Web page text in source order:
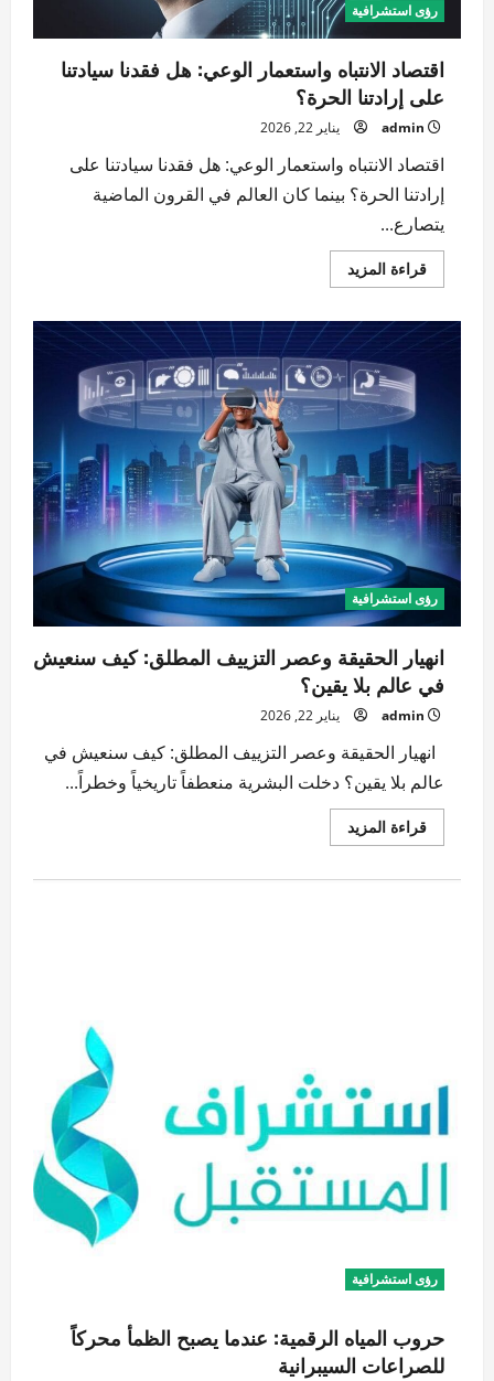
رؤى استشرافية
اقتصاد الانتباه واستعمار الوعي: هل فقدنا سيادتنا
على إرادتنا الحرة؟
admin يناير 22, 2026
اقتصاد الانتباه واستعمار الوعي: هل فقدنا سيادتنا على
إرادتنا الحرة؟ بينما كان العالم في القرون الماضية
يتصارع...
قراءة المزيداقرأ
المزيد
الانتباه
واستعمار
الوعي:
هل
فقدنا
سيادتنا
إرادتنا
الحرة؟
رؤى استشرافية
انهيار الحقيقة وعصر التزييف المطلق: كيف سنعيش
في عالم بلا يقين؟
admin يناير 22, 2026
انهيار الحقيقة وعصر التزييف المطلق: كيف سنعيش في
عالم بلا يقين؟ دخلت البشرية منعطفاً تاريخياً وخطراً...
قراءة المزيداقرأ
المزيد
رؤى استشرافية
حروب المياه الرقمية: عندما يصبح الظمأ محركاً
للصراعات السيبرانية